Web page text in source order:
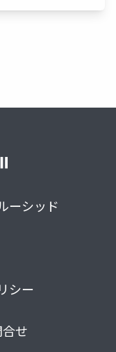
ーシッド
シー
せ